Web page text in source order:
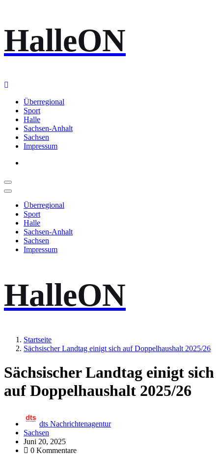
Inhalt
springen
HalleON
Überregional
Sport
Halle
Sachsen-Anhalt
Sachsen
Impressum
Überregional
Sport
Halle
Sachsen-Anhalt
Sachsen
Impressum
HalleON
Startseite
Sächsischer Landtag einigt sich auf Doppelhaushalt 2025/26
Sächsischer Landtag einigt sich
auf Doppelhaushalt 2025/26
dts Nachrichtenagentur
Sachsen
Juni 20, 2025
0 Kommentare